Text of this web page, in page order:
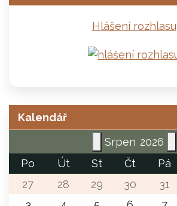
Hlášení rozhlasu
Kalendář
Srpen 2026
Po
Út St Čt Pá
27
28 29 30 31